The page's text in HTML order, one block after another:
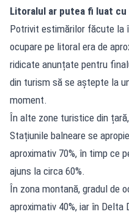
Litoralul ar putea fi luat
Potrivit estimărilor făcute la
ocupare pe litoral era de
ridicate anunțate pentru
din turism să se aștepte la
moment.
În alte zone turistice din
Stațiunile balneare se
aproximativ 70%, în timp ce
ajuns la circa 60%.
În zona montană, gradul de
aproximativ 40%, iar în